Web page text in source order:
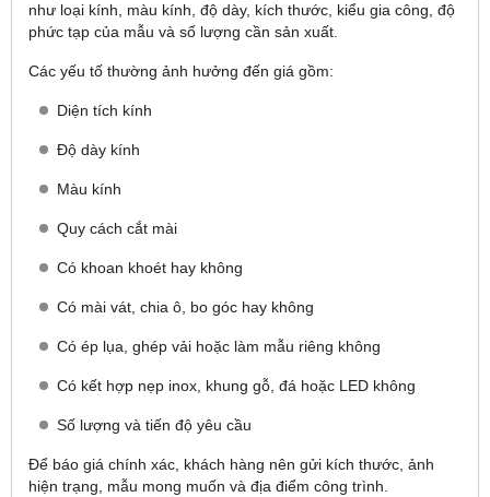
như loại kính, màu kính, độ dày, kích thước, kiểu gia công, độ
phức tạp của mẫu và số lượng cần sản xuất.
Các yếu tố thường ảnh hưởng đến giá gồm:
Diện tích kính
Độ dày kính
Màu kính
Quy cách cắt mài
Có khoan khoét hay không
Có mài vát, chia ô, bo góc hay không
Có ép lụa, ghép vải hoặc làm mẫu riêng không
Có kết hợp nẹp inox, khung gỗ, đá hoặc LED không
Số lượng và tiến độ yêu cầu
Để báo giá chính xác, khách hàng nên gửi kích thước, ảnh
hiện trạng, mẫu mong muốn và địa điểm công trình.